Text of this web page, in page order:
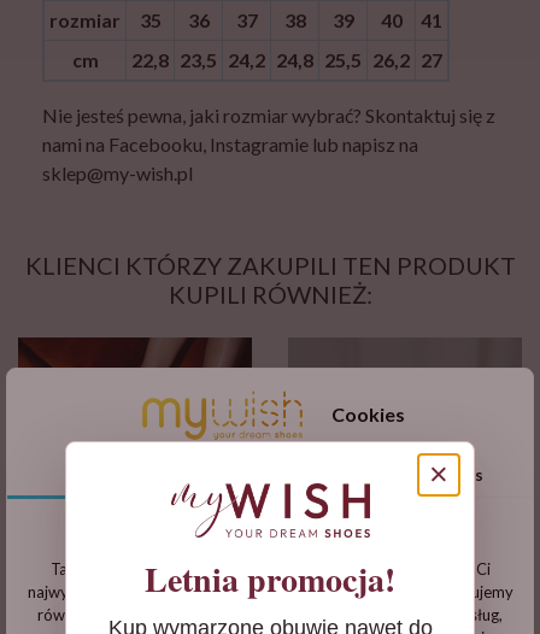
rozmiar 35 36 37 38 39 40
41
cm
22,8 23,5 24,2 24,8 25,5 26,2 27
Nie jesteś pewna, jaki rozmiar wybrać? Skontaktuj się z
nami na Facebooku, Instagramie lub napisz na
sklep@my-wish.pl
KLIENCI KTÓRZY ZAKUPILI TEN PRODUKT
KUPILI RÓWNIEŻ:
Sandałki Felicia na słupku
paski na krzyż perłowe z...
Płaskie czółenka ślubne z
paseczkami na krzyż
Cookies
o cookies
Informacje dotyczące plików cookies
Ta witryna korzysta z własnych plików cookie, aby zapewnić Ci
najwyższy poziom doświadczenia na naszej stronie . Wykorzystujemy
również pliki cookie stron trzecich w celu ulepszenia naszych usług,
×
Letnia promocja!
Kup wymarzone obuwie nawet do